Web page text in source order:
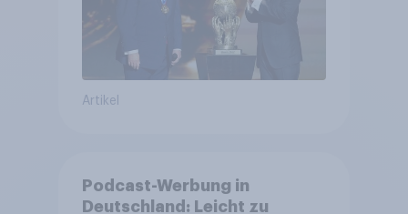
Artikel
Podcast-Werbung in
Deutschland: Leicht zu